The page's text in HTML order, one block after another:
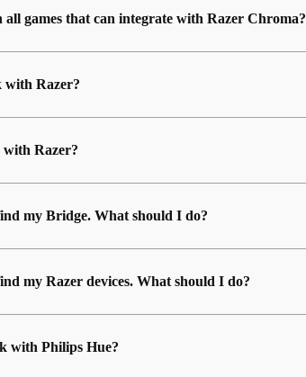
games that can integrate with Razer Chroma?
with Razer?
with Razer?
my Bridge. What should I do?
my Razer devices. What should I do?
with Philips Hue?